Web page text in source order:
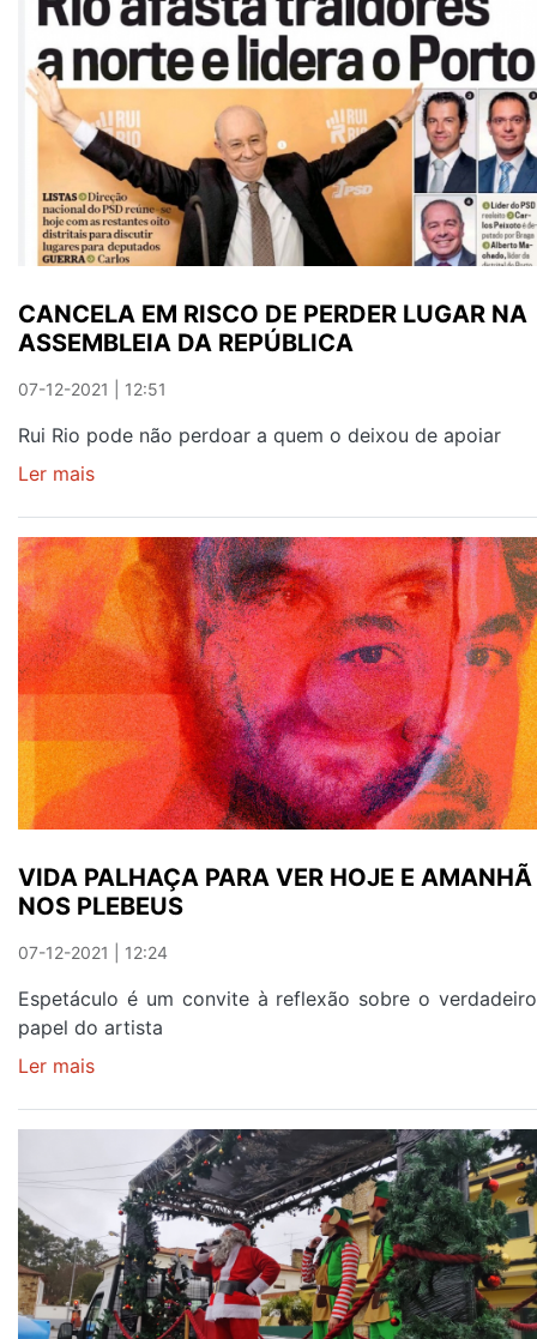
GRANDES
ORGANIZADORES
DAS
FESTAS
DE
S.
GONÇALO
CANCELA EM RISCO DE PERDER LUGAR NA
ASSEMBLEIA DA REPÚBLICA
07-12-2021 | 12:51
Rui Rio pode não perdoar a quem o deixou de apoiar
Ler mais
EM
RISCO
DE
PERDER
LUGAR
NA
ASSEMBLEIA
DA
REPÚBLICA
VIDA PALHAÇA PARA VER HOJE E AMANHÃ
NOS PLEBEUS
07-12-2021 | 12:24
Espetáculo é um convite à reflexão sobre o verdadeiro
papel do artista
Ler mais
PALHAÇA
VER
HOJE
E
AMANHÃ
NOS
PLEBEUS